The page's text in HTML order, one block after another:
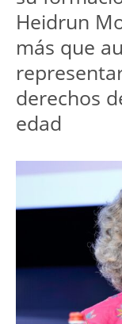
Heidrun
más que
derechos
edad